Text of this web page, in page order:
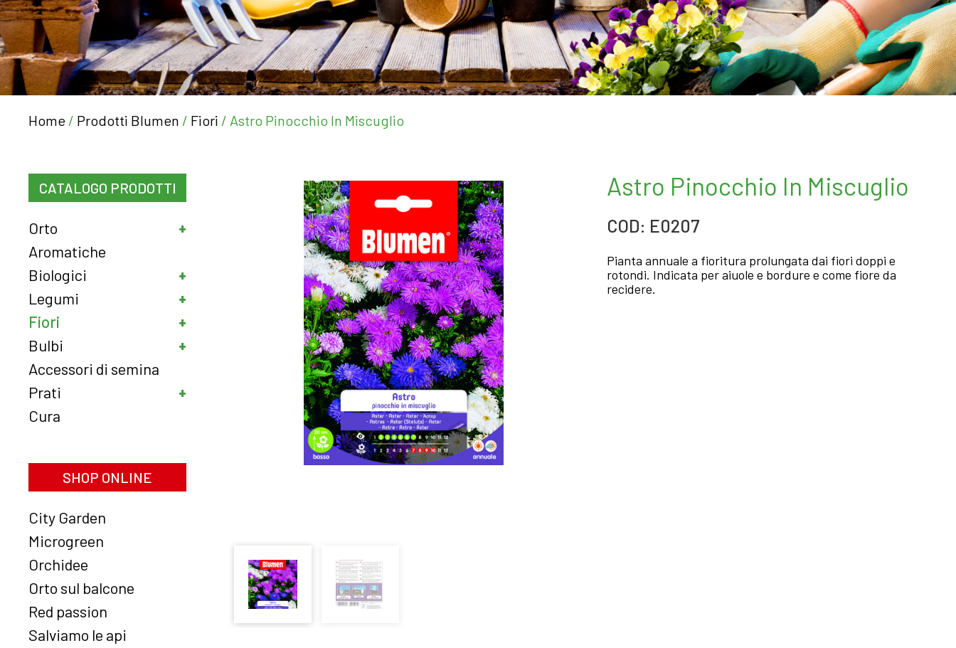
Home / Prodotti Blumen / Fiori / Astro Pinocchio In Miscuglio
CATALOGO PRODOTTI
Orto
Aromatiche
Biologici
Legumi
Fiori
Bulbi
Accessori di semina
Prati
Cura
SHOP ONLINE
City Garden
Microgreen
Orchidee
Orto sul balcone
Red passion
Salviamo le api
Astro Pinocchio In Miscuglio
COD: E0207
Pianta annuale a fioritura prolungata dai fiori doppi e
rotondi. Indicata per aiuole e bordure e come fiore da
recidere.